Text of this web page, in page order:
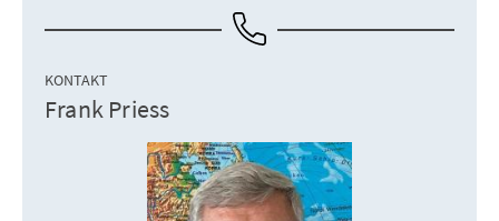
KONTAKT
Frank Priess